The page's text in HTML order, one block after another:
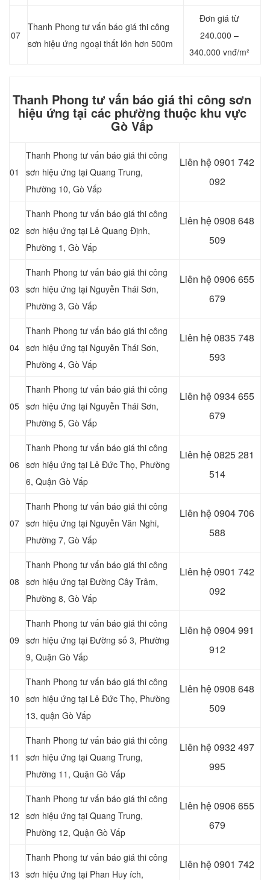
07
Thanh Phong tư vấn báo giá thi công
sơn hiệu ứng ngoại thất lớn hơn 500m
Đơn giá từ
240.000 –
340.000 vnđ/m²
Thanh Phong tư vấn báo giá thi công sơn
hiệu ứng tại các phường thuộc khu vực
Gò Vấp
01
Thanh Phong tư vấn báo giá thi công
sơn hiệu ứng tại Quang Trung,
Phường 10, Gò Vấp
Liên hệ0901 742
092
02
Thanh Phong tư vấn báo giá thi công
sơn hiệu ứng tại Lê Quang Định,
Phường 1, Gò Vấp
Liên hệ0908 648
509
03
Thanh Phong tư vấn báo giá thi công
sơn hiệu ứng tại Nguyễn Thái Sơn,
Phường 3, Gò Vấp
Liên hệ 0906 655
679
04
Thanh Phong tư vấn báo giá thi công
sơn hiệu ứng tại Nguyễn Thái Sơn,
Phường 4, Gò Vấp
Liên hệ0835 748
593
05
Thanh Phong tư vấn báo giá thi công
sơn hiệu ứng tại Nguyễn Thái Sơn,
Phường 5, Gò Vấp
Liên hệ0934 655
679
06
Thanh Phong tư vấn báo giá thi công
sơn hiệu ứng tại Lê Đức Thọ, Phường
6, Quận Gò Vấp
Liên hệ0825 281
514
07
Thanh Phong tư vấn báo giá thi công
sơn hiệu ứng tại Nguyễn Văn Nghi,
Phường 7, Gò Vấp
Liên hệ0904 706
588
08
Thanh Phong tư vấn báo giá thi công
sơn hiệu ứng tại Đường Cây Trâm,
Phường 8, Gò Vấp
Liên hệ0901 742
092
09
Thanh Phong tư vấn báo giá thi công
sơn hiệu ứng tại Đường số 3, Phường
9, Quận Gò Vấp
Liên hệ0904 991
912
10
Thanh Phong tư vấn báo giá thi công
sơn hiệu ứng tại Lê Đức Thọ, Phường
13, quận Gò Vấp
Liên hệ0908 648
509
11
Thanh Phong tư vấn báo giá thi công
sơn hiệu ứng tại Quang Trung,
Phường 11, Quận Gò Vấp
Liên hệ 0932 497
995
12
Thanh Phong tư vấn báo giá thi công
sơn hiệu ứng tại Quang Trung,
Phường 12, Quận Gò Vấp
Liên hệ 0906 655
679
13
Thanh Phong tư vấn báo giá thi công
sơn hiệu ứng tại Phan Huy ích,
Liên hệ0901 742